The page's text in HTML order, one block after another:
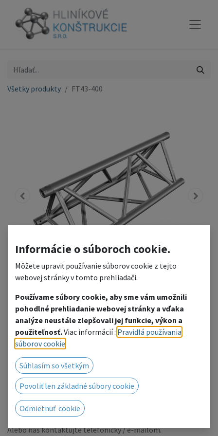
Všetky produkty FT43-400
FT43-400
Length: 4,0m
Braces: 25x3mm
Pridať do zoznamu želaní
Radi Vám poskytneme cenovú ponuku, kliknutím
prejdete na kontaktný formulár.
Alebo nás kontaktujte telefonicky / e-mailom.
Informácie o súboroch cookie.
Môžete upraviť používanie súborov cookie z tejto
webovej stránky v tomto prehliadači.
Používame súbory cookie, aby sme vám umožnili
pohodlné prehliadanie webovej stránky a vďaka
analýze neustále zlepšovali jej funkcie, výkon a
použiteľnosť.Viac informácií : Pravidlá používania
súborov cookie
Súhlasím so všetkým
Povoliť len základné súbory cookie
Odmietnuť cookie